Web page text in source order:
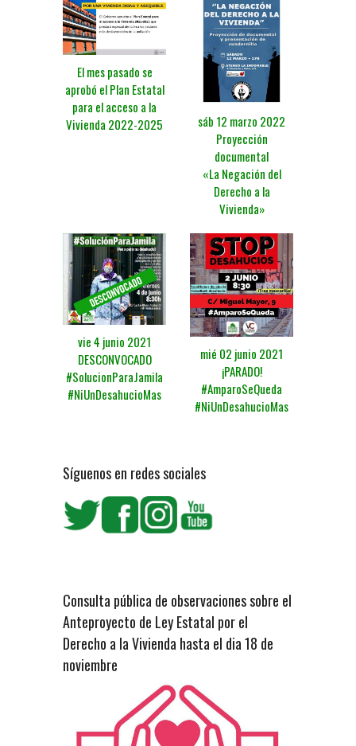
El mes pasado se
aprobó el Plan Estatal
para el acceso a la
Vivienda 2022-2025
sáb 12 marzo 2022
Proyección
documental
«La Negación del
Derecho a la
Vivienda»
vie 4 junio 2021
DESCONVOCADO
#SolucionParaJamila
#NiUnDesahucioMas
mié 02 junio 2021
¡PARADO!
#AmparoSeQueda
#NiUnDesahucioMas
Síguenos en redes sociales
Consulta pública de observaciones sobre el
Anteproyecto de Ley Estatal por el
Derecho a la Vivienda hasta el dia 18 de
noviembre